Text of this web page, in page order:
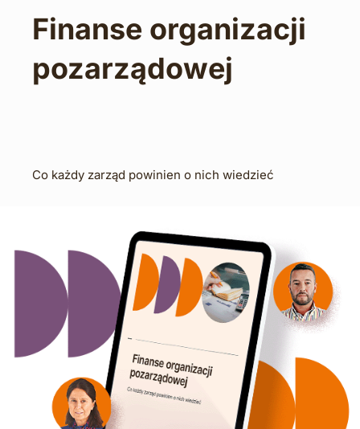
Finanse organizacji
pozarządowej
Co każdy zarząd powinien o nich wiedzieć